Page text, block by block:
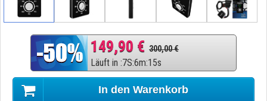
149,90 € 300,00 €
Läuft in :7S:6m:14s
In den Warenkorb